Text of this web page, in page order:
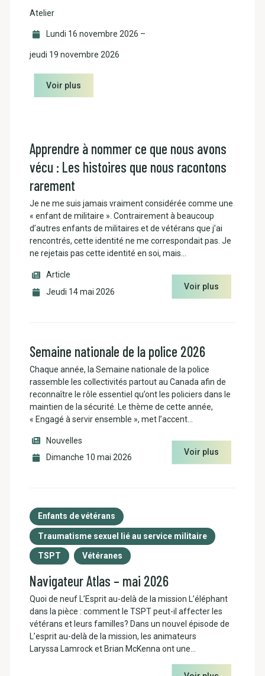
Atelier
Lundi 16 novembre 2026 –
jeudi 19 novembre 2026
Voir plus
Apprendre à nommer ce que nous avons
vécu : Les histoires que nous racontons
rarement
Je ne me suis jamais vraiment considérée comme une
« enfant de militaire ». Contrairement à beaucoup
d’autres enfants de militaires et de vétérans que j’ai
rencontrés, cette identité ne me correspondait pas. Je
ne rejetais pas cette identité en soi, mais…
Article
Jeudi 14 mai 2026
Voir plus
Semaine nationale de la police 2026
Chaque année, la Semaine nationale de la police
rassemble les collectivités partout au Canada afin de
reconnaître le rôle essentiel qu’ont les policiers dans le
maintien de la sécurité. Le thème de cette année,
« Engagé à servir ensemble », met l’accent…
Nouvelles
Dimanche 10 mai 2026
Voir plus
Enfants de vétérans
Traumatisme sexuel lié au service militaire
TSPT Vétéranes
Navigateur Atlas – mai 2026
Quoi de neuf L’Esprit au-delà de la mission L’éléphant
dans la pièce : comment le TSPT peut-il affecter les
vétérans et leurs familles? Dans un nouvel épisode de
L’esprit au-delà de la mission, les animateurs
Laryssa Lamrock et Brian McKenna ont une…